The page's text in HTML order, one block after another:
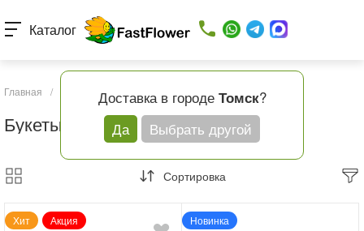
Доставка в городе Томск?
Да
Выбрать другой
Каталог
Главная / Каталог товаров Букеты на юбилей
Букеты на юбилей
Сортировка
Хит Акция Новинка